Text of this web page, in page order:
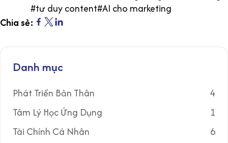
#tư duy content#AI cho marketing
Chia sẻ:
Danh mục
Phát Triển Bản Thân
4
Tâm Lý Học Ứng Dụng
1
Tài Chính Cá Nhân
6